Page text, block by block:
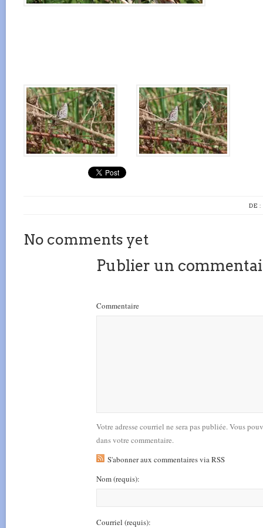
DE :
No comments yet
Publier un
Commentaire
Votre adresse courriel ne sera pas publiée. Vous
dans votre commentaire.
S'abonner aux commentaires via RSS
Nom(requis):
Courriel (requis):